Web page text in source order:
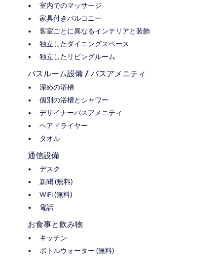
室内でのマッサージ
家具付きバルコニー
客室ごとに異なるインテリアと装飾
独立したダイニングスペース
独立したリビングルーム
バスルーム設備 / バスアメニティ
深めの浴槽
個別の浴槽とシャワー
デザイナーバスアメニティ
ヘアドライヤー
タオル
通信設備
デスク
新聞 (無料)
WiFi (無料)
電話
お食事と飲み物
キッチン
ボトルウォーター (無料)